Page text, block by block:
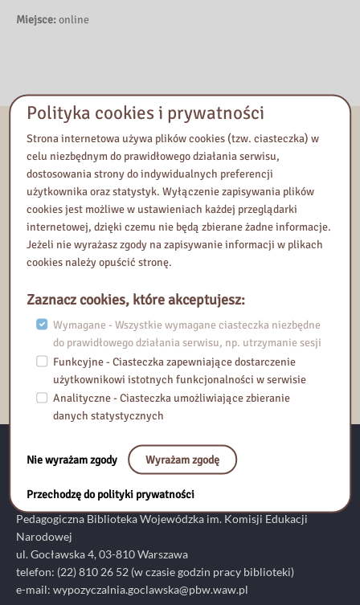
Miejsce:online
14 maja 2024, 10:00
Koniec wydarzenia:
14 maja 2024, 13:00
Organizator: Pedagogiczna Biblioteka Wojewódzka im. KEN w
Warszawie
Prowadząca/y:
Agnieszka Zdrojewska
Kontakt
E-mail:wspomaganie.edukacji@pbw.waw.pl
Dodaj do Kalendarza Google
Eksportuj iCal
Kontakt:
Pedagogiczna Biblioteka Wojewódzka im. Komisji Edukacji
Narodowej
ul. Gocławska 4, 03-810 Warszawa
telefon: (22) 810 26 52 (w czasie godzin pracy biblioteki)
e-mail: wypozyczalnia.goclawska@pbw.waw.pl
Polityka cookies i prywatności
Strona internetowa używa plików cookies (tzw. ciasteczka) w
celu niezbędnym do prawidłowego działania serwisu,
dostosowania strony do indywidualnych preferencji
użytkownika oraz statystyk. Wyłączenie zapisywania plików
cookies jest możliwe w ustawieniach każdej przeglądarki
internetowej, dzięki czemu nie będą zbierane żadne informacje.
Jeżeli nie wyrażasz zgody na zapisywanie informacji w plikach
cookies należy opuścić stronę.
Zaznacz cookies, które akceptujesz:
Wymagane - Wszystkie wymagane ciasteczka niezbędne
do prawidłowego działania serwisu, np. utrzymanie sesji
Funkcyjne - Ciasteczka zapewniające dostarczenie
użytkownikowi istotnych funkcjonalności w serwisie
Analityczne - Ciasteczka umożliwiające zbieranie
danych statystycznych
Nie wyrażam zgody Wyrażam zgodę
Przechodzę do polityki prywatności